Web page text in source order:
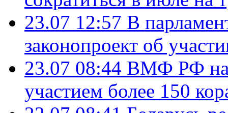
23.07 12:57 В
законопроект об
23.07 08:44 ВМФ РФ
участием более 150